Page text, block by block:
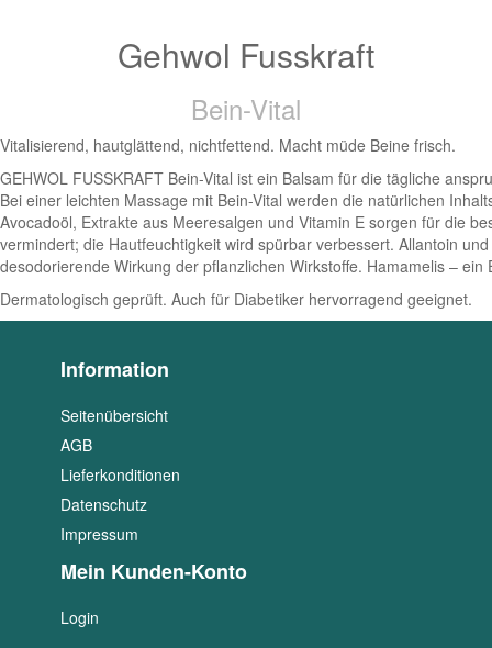
Gehwol Fusskraft
Bein-Vital
Vitalisierend, hautglättend, nichtfettend. Macht müde Beine frisch.
GEHWOL FUSSKRAFT Bein-Vital ist ein Balsam für die tägliche
Bei einer leichten Massage mit Bein-Vital werden die natürlichen
Avocadoöl, Extrakte aus Meeresalgen und Vitamin E sorgen für die
vermindert; die Hautfeuchtigkeit wird spürbar verbessert. Allantoin
desodorierende Wirkung der pflanzlichen Wirkstoffe. Hamamelis –
Dermatologisch geprüft. Auch für Diabetiker hervorragend geeignet.
Information
Seitenübersicht
AGB
Lieferkonditionen
Datenschutz
Impressum
Mein Kunden-Konto
Login